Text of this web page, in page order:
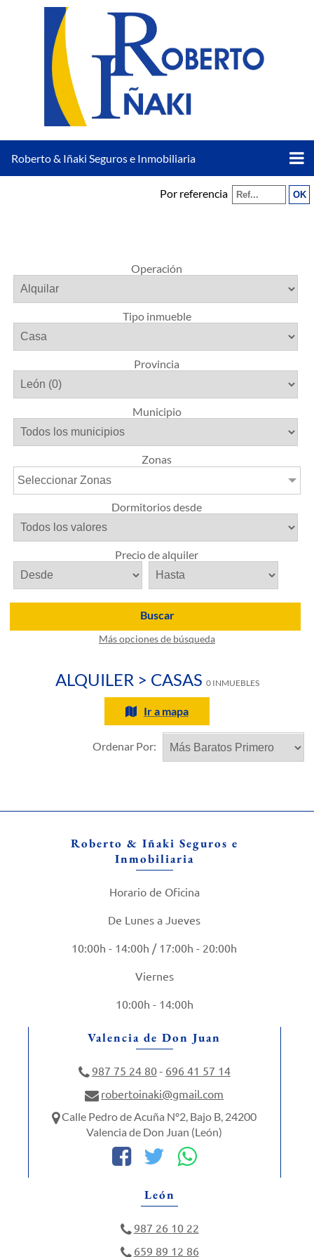
Roberto & Iñaki Seguros e Inmobiliaria
Por referencia
Operación
Tipo inmueble
Provincia
Municipio
Zonas
Seleccionar Zonas
Dormitorios desde
Precio de alquiler
Buscar
Más opciones de búsqueda
ALQUILER > CASAS 0 INMUEBLES
Ir a mapa
Ordenar Por:
Roberto & Iñaki Seguros e
Inmobiliaria
Horario de Oficina
De Lunes a Jueves
10:00h - 14:00h / 17:00h - 20:00h
Viernes
10:00h - 14:00h
Valencia de Don Juan
987 75 24 80- 696 41 57 14
robertoinaki@gmail.com
Calle Pedro de Acuña Nº2, Bajo B, 24200
Valencia de Don Juan (León)
León
987 26 10 22
659 89 12 86